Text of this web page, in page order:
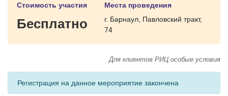
Стоимость участия
Бесплатно
Места проведения
г. Барнаул, Павловский тракт,
74
Для клиентов РИЦ особые условия
Регистрация на данное мероприятие закончена